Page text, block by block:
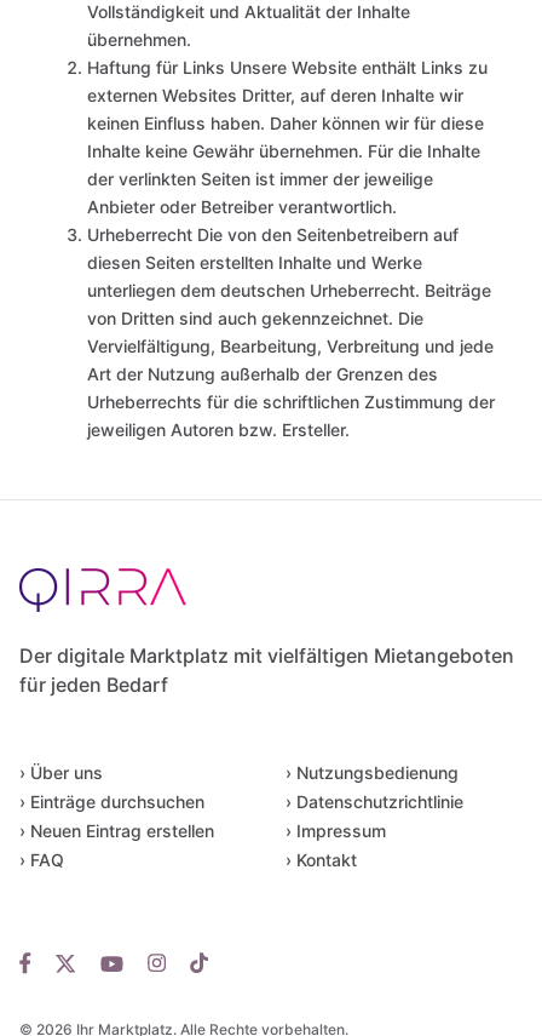
Vollständigkeit und Aktualität der Inhalte
übernehmen.
Haftung für Links Unsere Website enthält Links zu
externen Websites Dritter, auf deren Inhalte wir
keinen Einfluss haben. Daher können wir für diese
Inhalte keine Gewähr übernehmen. Für die Inhalte
der verlinkten Seiten ist immer der jeweilige
Anbieter oder Betreiber verantwortlich.
Urheberrecht Die von den Seitenbetreibern auf
diesen Seiten erstellten Inhalte und Werke
unterliegen dem deutschen Urheberrecht. Beiträge
von Dritten sind auch gekennzeichnet. Die
Vervielfältigung, Bearbeitung, Verbreitung und jede
Art der Nutzung außerhalb der Grenzen des
Urheberrechts für die schriftlichen Zustimmung der
jeweiligen Autoren bzw. Ersteller.
Der digitale Marktplatz mit vielfältigen Mietangeboten
für jeden Bedarf
© 2026 Ihr Marktplatz. Alle Rechte vorbehalten.
› Über uns
› Einträge durchsuchen
› Neuen Eintrag erstellen
› FAQ
› Nutzungsbedienung
› Datenschutzrichtlinie
› Impressum
› Kontakt